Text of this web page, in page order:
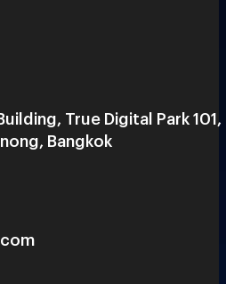
True Digital Park 101,
Bangkok